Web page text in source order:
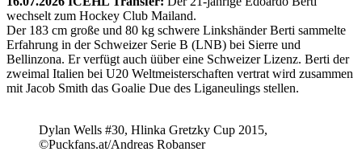
wechselt zum Hockey Club Mailand.
Der 183 cm große und 80 kg schwere Linkshänder Berti sammelte
Erfahrung in der Schweizer Serie B (LNB) bei Sierre und
Bellinzona. Er verfügt auch üüber eine Schweizer Lizenz. Berti der
zweimal Italien bei U20 Weltmeisterschaften vertrat wird zusammen
mit Jacob Smith das Goalie Due des Liganeulings stellen.
Dylan Wells #30, Hlinka Gretzky Cup 2015,
©Puckfans.at/Andreas Robanser